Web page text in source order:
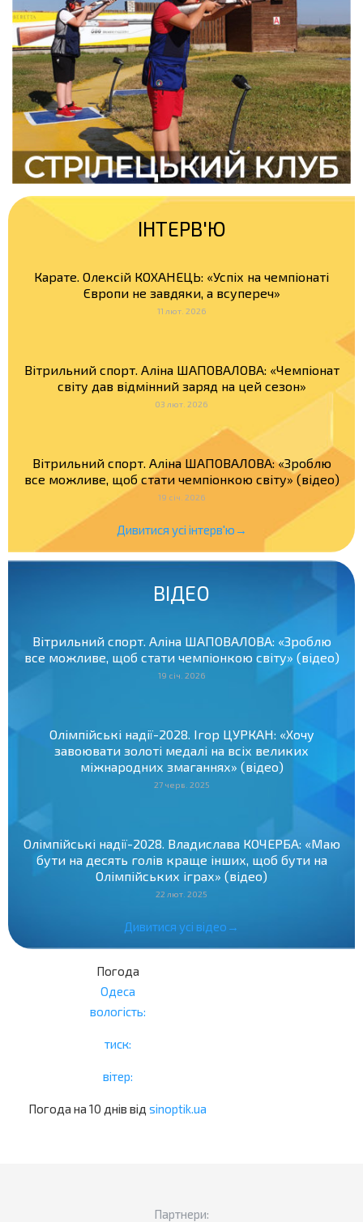
ІНТЕРВ'Ю
Карате. Олексій КОХАНЕЦЬ: «Успіх на чемпіонаті
Європи не завдяки, а всупереч»
11 лют. 2026
Вітрильний спорт. Аліна ШАПОВАЛОВА: «Чемпіонат
світу дав відмінний заряд на цей сезон»
03 лют. 2026
Вітрильний спорт. Аліна ШАПОВАЛОВА: «Зроблю
все можливе, щоб стати чемпіонкою світу» (відео)
19 січ. 2026
Дивитися усі інтерв'ю→
ВІДЕО
Вітрильний спорт. Аліна ШАПОВАЛОВА: «Зроблю
все можливе, щоб стати чемпіонкою світу» (відео)
19 січ. 2026
Олімпійські надії-2028. Ігор ЦУРКАН: «Хочу
завоювати золоті медалі на всіх великих
міжнародних змаганнях» (відео)
27 черв. 2025
Олімпійські надії-2028. Владислава КОЧЕРБА: «Маю
бути на десять голів краще інших, щоб бути на
Олімпійських іграх» (відео)
22 лют. 2025
Дивитися усі відео→
Погода
Одеса
вологість:
тиск:
вітер:
Погода на 10 днів від sinoptik.ua
Партнери: